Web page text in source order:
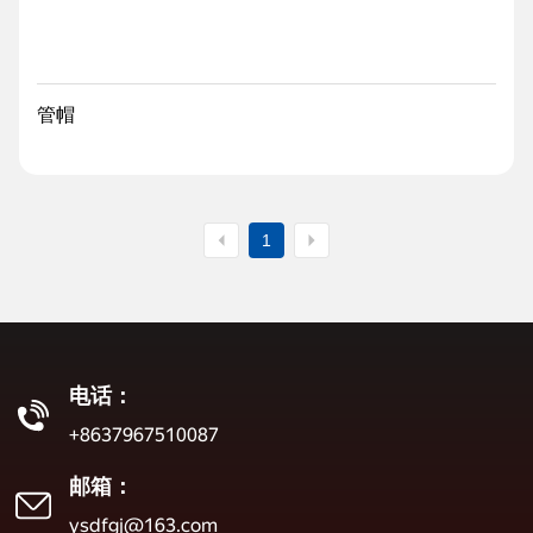
管帽
1
电话：
+8637967510087
邮箱：
ysdfgj@163.com